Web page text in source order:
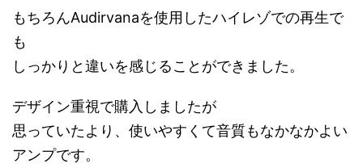
もちろんAudirvanaを使用したハイレゾでの再生で
も
しっかりと違いを感じることができました。
デザイン重視で購入しましたが
思っていたより、使いやすくて音質もなかなかよい
アンプです。